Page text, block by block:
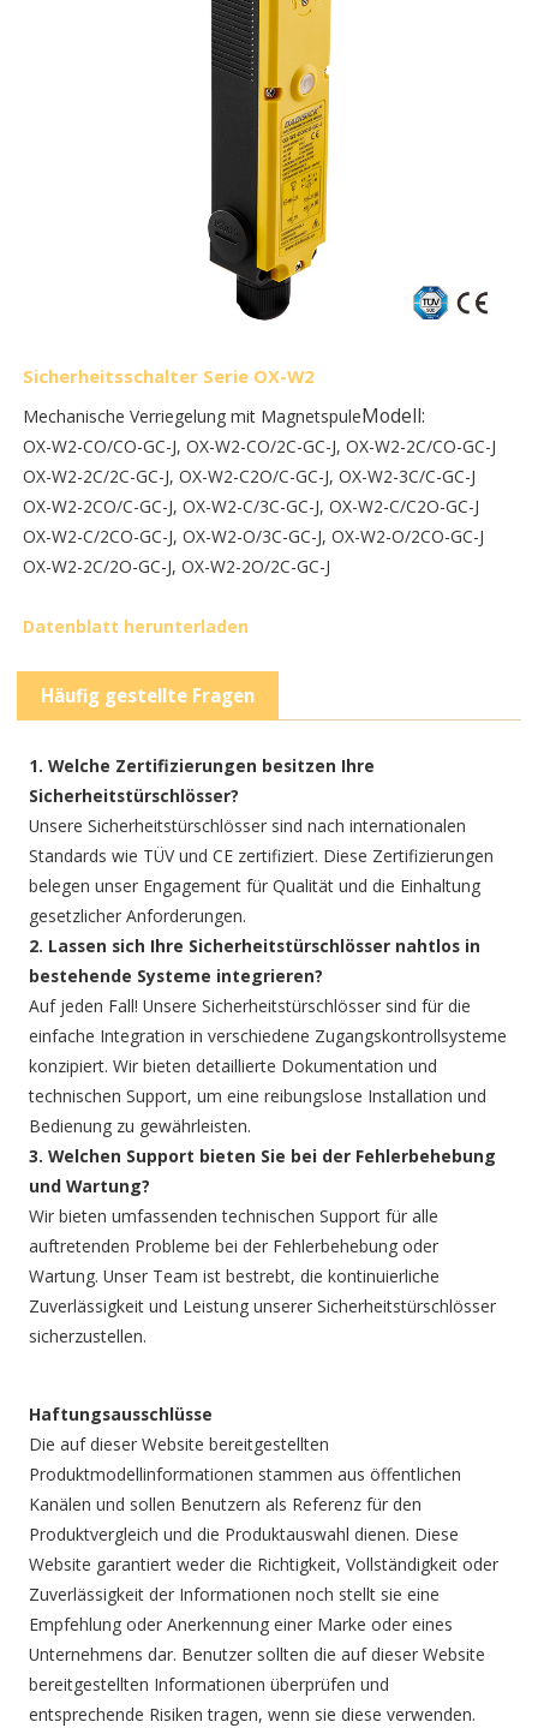
Sicherheitsschalter Serie OX-W2
Mechanische Verriegelung mit MagnetspuleModell:
OX-W2-CO/CO-GC-J, OX-W2-CO/2C-GC-J, OX-W2-2C/CO-GC-J
OX-W2-2C/2C-GC-J, OX-W2-C2O/C-GC-J, OX-W2-3C/C-GC-J
OX-W2-2CO/C-GC-J, OX-W2-C/3C-GC-J, OX-W2-C/C2O-GC-J
OX-W2-C/2CO-GC-J, OX-W2-O/3C-GC-J, OX-W2-O/2CO-GC-J
OX-W2-2C/2O-GC-J, OX-W2-2O/2C-GC-J
Datenblatt herunterladen
Häufig gestellte Fragen
1. Welche Zertifizierungen besitzen Ihre
Sicherheitstürschlösser?
Unsere Sicherheitstürschlösser sind nach internationalen
Standards wie TÜV und CE zertifiziert. Diese Zertifizierungen
belegen unser Engagement für Qualität und die Einhaltung
gesetzlicher Anforderungen.
2. Lassen sich Ihre Sicherheitstürschlösser nahtlos in
bestehende Systeme integrieren?
Auf jeden Fall! Unsere Sicherheitstürschlösser sind für die
einfache Integration in verschiedene Zugangskontrollsysteme
konzipiert. Wir bieten detaillierte Dokumentation und
technischen Support, um eine reibungslose Installation und
Bedienung zu gewährleisten.
3. Welchen Support bieten Sie bei der Fehlerbehebung
und Wartung?
Wir bieten umfassenden technischen Support für alle
auftretenden Probleme bei der Fehlerbehebung oder
Wartung. Unser Team ist bestrebt, die kontinuierliche
Zuverlässigkeit und Leistung unserer Sicherheitstürschlösser
sicherzustellen.
Haftungsausschlüsse
Die auf dieser Website bereitgestellten
Produktmodellinformationen stammen aus öffentlichen
Kanälen und sollen Benutzern als Referenz für den
Produktvergleich und die Produktauswahl dienen. Diese
Website garantiert weder die Richtigkeit, Vollständigkeit oder
Zuverlässigkeit der Informationen noch stellt sie eine
Empfehlung oder Anerkennung einer Marke oder eines
Unternehmens dar. Benutzer sollten die auf dieser Website
bereitgestellten Informationen überprüfen und
entsprechende Risiken tragen, wenn sie diese verwenden.